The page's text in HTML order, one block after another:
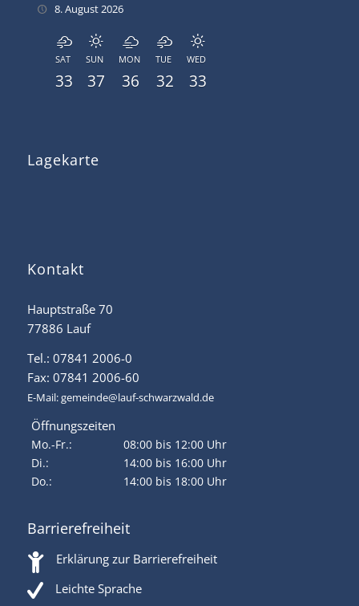
8. August 2026
SAT
33
SUN
37
MON
36
TUE
32
WED
33
Lagekarte
Kontakt
Hauptstraße 70
77886 Lauf
Tel.: 07841 2006-0
Fax: 07841 2006-60
E-Mail:gemeinde@lauf-schwarzwald.de
Öffnungszeiten
Mo.-Fr.:
08:00 bis 12:00 Uhr
Di.:
14:00 bis 16:00 Uhr
Do.:
14:00 bis 18:00 Uhr
Barrierefreiheit
Erklärung zur Barrierefreiheit
Leichte Sprache